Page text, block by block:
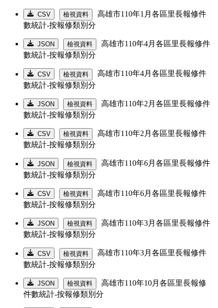
CSV 檢視資料
高雄市110年1月各區里長報修件
數統計-按報修類別分
JSON 檢視資料
高雄市110年4月各區里長報修件
數統計-按報修類別分
CSV 檢視資料
高雄市110年4月各區里長報修件
數統計-按報修類別分
JSON 檢視資料
高雄市110年2月各區里長報修件
數統計-按報修類別分
CSV 檢視資料
高雄市110年2月各區里長報修件
數統計-按報修類別分
JSON 檢視資料
高雄市110年6月各區里長報修件
數統計-按報修類別分
CSV 檢視資料
高雄市110年6月各區里長報修件
數統計-按報修類別分
JSON 檢視資料
高雄市110年3月各區里長報修件
數統計-按報修類別分
CSV 檢視資料
高雄市110年3月各區里長報修件
數統計-按報修類別分
JSON 檢視資料
高雄市110年10月各區里長報修
件數統計-按報修類別分